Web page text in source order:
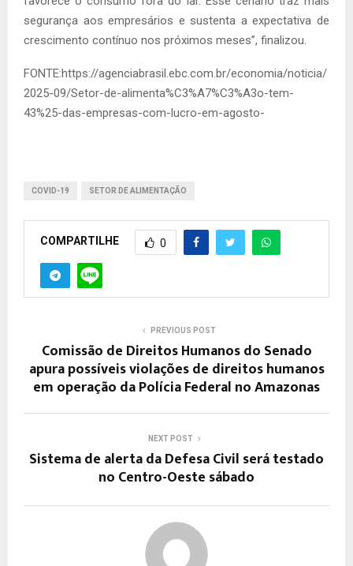
segurança aos empresários e sustenta a expectativa de
crescimento contínuo nos próximos meses”, finalizou.
FONTE:https://agenciabrasil.ebc.com.br/economia/noticia/
2025-09/Setor-de-alimenta%C3%A7%C3%A3o-tem-
43%25-das-empresas-com-lucro-em-agosto-
COVID-19 SETOR DE ALIMENTAÇÃO
COMPARTILHE 0
PREVIOUS POST
Comissão de Direitos Humanos do Senado
apura possíveis violações de direitos humanos
em operação da Polícia Federal no Amazonas
NEXT POST
Sistema de alerta da Defesa Civil será testado
no Centro-Oeste sábado